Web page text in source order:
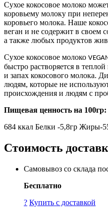
Сухое кокосовое молоко
коровьему молоку при
коровьего молока. Наше
веган и не содержит в своем
а также любых продуктов
Сухое кокосовое молоко
быстро растворяется в
и запах кокосового молока.
людям, которые не
происхождения и людям с
Пищевая ценность на 100гр:
684 ккал Белки -5,8гр Жиры-
Стоимость
Самовывоз со склада
Бесплатно
? Купить с доставкой